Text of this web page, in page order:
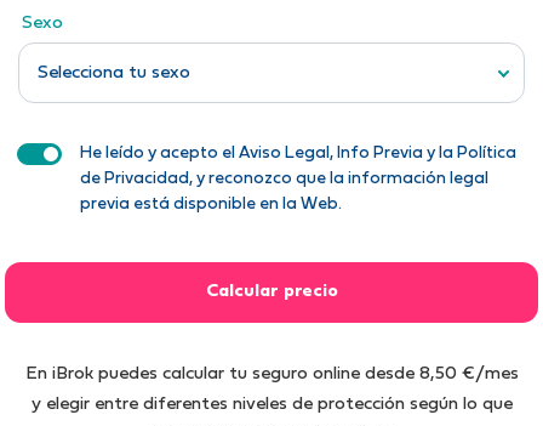
Sexo
Selecciona tu sexo
He leído y acepto el Aviso Legal, Info Previa y la Política
de Privacidad, y reconozco que la información legal
previa está disponible en la Web.
En iBrok puedes calcular tu seguro online desde 8,50 €/mes
y elegir entre diferentes niveles de protección según lo que